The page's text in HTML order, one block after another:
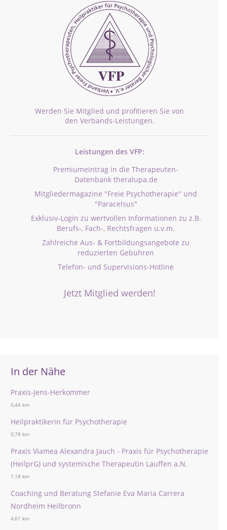
Werden Sie Mitglied und profitieren Sie von
den Verbands-Leistungen.
Leistungen des VFP:
Premiumeintrag in die Therapeuten-
Datenbank theralupa.de
Mitgliedermagazine "Freie Psychotherapie" und
"Paracelsus"
Exklusiv-Login zu wertvollen Informationen zu z.B.
Berufs-, Fach-, Rechtsfragen u.v.m.
Zahlreiche Aus- & Fortbildungsangebote zu
reduzierten Gebühren
Telefon- und Supervisions-Hotline
Jetzt Mitglied werden!
In der Nähe
Praxis-Jens-Herkommer
0,44 km
Heilpraktikerin für Psychotherapie
0,78 km
Praxis Viamea Alexandra Jauch - Praxis für Psychotherapie
(HeilprG) und systemische Therapeutin Lauffen a.N.
1,18 km
Coaching und Beratung Stefanie Eva Maria Carrera
Nordheim Heilbronn
4,61 km